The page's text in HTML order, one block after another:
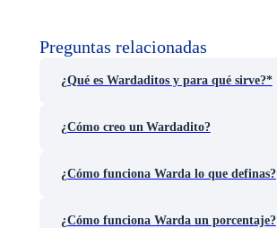
Preguntas relacionadas
¿Qué es Wardaditos y para qué sirve?*
¿Cómo creo un Wardadito?
¿Cómo funciona Warda lo que definas?
¿Cómo funciona Warda un porcentaje?